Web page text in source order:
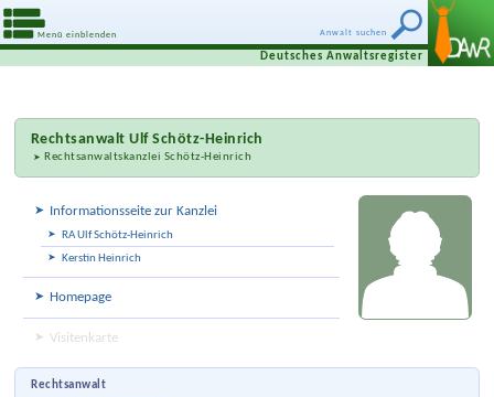
Anwalt suchen
Menü einblenden
Deutsches Anwaltsregister
RechtsanwaltUlf Schötz-Heinrich
Rechtsanwaltskanzlei Schötz-Heinrich
Informationsseite zur Kanzlei
RA Ulf Schötz-Heinrich
Kerstin Heinrich
Homepage
Visitenkarte
Rechtsanwalt